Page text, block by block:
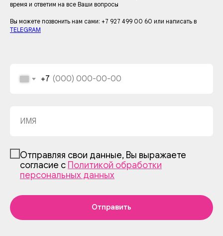
время и ответим на все Ваши вопросы
Вы можете позвонить нам сами: +7 927 499 00 60 или написать в
TELEGRAM
+7
Отправляя свои данные, Вы выражаете
согласие с Политикой обработки
персональных данных
Отправить